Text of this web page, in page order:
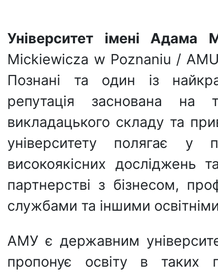
Університет імені Адама
Mickiewicza w Poznaniu /
Познані та один із
репутація заснована на
викладацького складу та
університету полягає у
високоякісних досліджень
партнерстві з бізнесом,
службами та іншими
АМУ є державним
пропонує освіту в таких